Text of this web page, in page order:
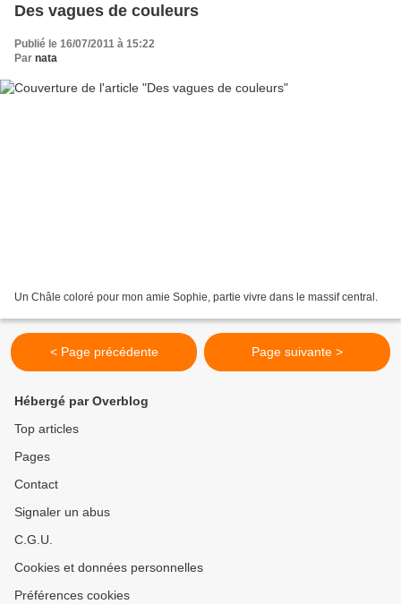
Des vagues de couleurs
Publié le 16/07/2011 à 15:22
Par nata
Un Châle coloré pour mon amie Sophie, partie vivre dans le massif central.
< Page précédente Page suivante >
Hébergé par Overblog
Top articles
Pages
Contact
Signaler un abus
C.G.U.
Cookies et données personnelles
Préférences cookies